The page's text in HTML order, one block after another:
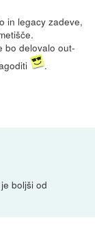
in legacy zadeve,
bo delovalo out-
.
boljši od